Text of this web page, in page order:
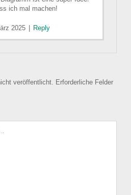
ich mal machen!
2025 | Reply
veröffentlicht. Erforderliche Felder